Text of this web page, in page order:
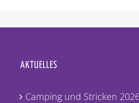
AKTUELLES
Camping und Stricken